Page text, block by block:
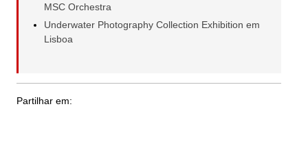
MSC Orchestra
Underwater Photography Collection Exhibition em
Lisboa
Partilhar em: